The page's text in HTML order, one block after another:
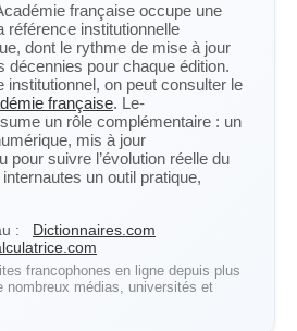
française occupe une
référence institutionnelle
dont le rythme de mise à jour
décennies pour chaque édition.
institutionnel, on peut consulter le
française. Le-
un rôle complémentaire : un
mis à jour
pour suivre l’évolution réelle du
un outil pratique,
:
Dictionnaires.com
francophones en ligne depuis plus
nombreux médias, universités et